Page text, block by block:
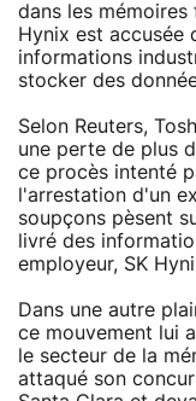
dans les mémoires
Hynix est accusée
informations
stocker des
Selon Reuters,
une perte de plus
ce procès intenté
l'arrestation d'un
soupçons pèsent
livré des
employeur, SK
Dans une autre
ce mouvement lui
le secteur de la
attaqué son